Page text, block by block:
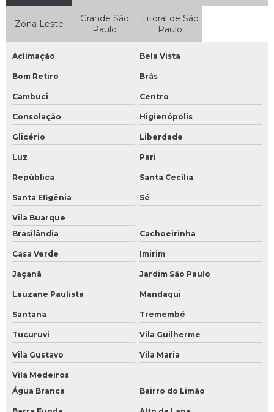
Zona Leste
Grande São
Paulo
Litoral de São
Paulo
Aclimação Bela Vista
Bom Retiro Brás
Cambuci Centro
Consolação Higienópolis
Glicério Liberdade
Luz Pari
República Santa Cecília
Santa Efigênia Sé
Vila Buarque
Brasilândia
Cachoeirinha
Casa Verde Imirim
Jaçanã Jardim São Paulo
Lauzane Paulista Mandaqui
Santana Tremembé
Tucuruvi Vila Guilherme
Vila Gustavo Vila Maria
Vila Medeiros
Água Branca
Bairro do Limão